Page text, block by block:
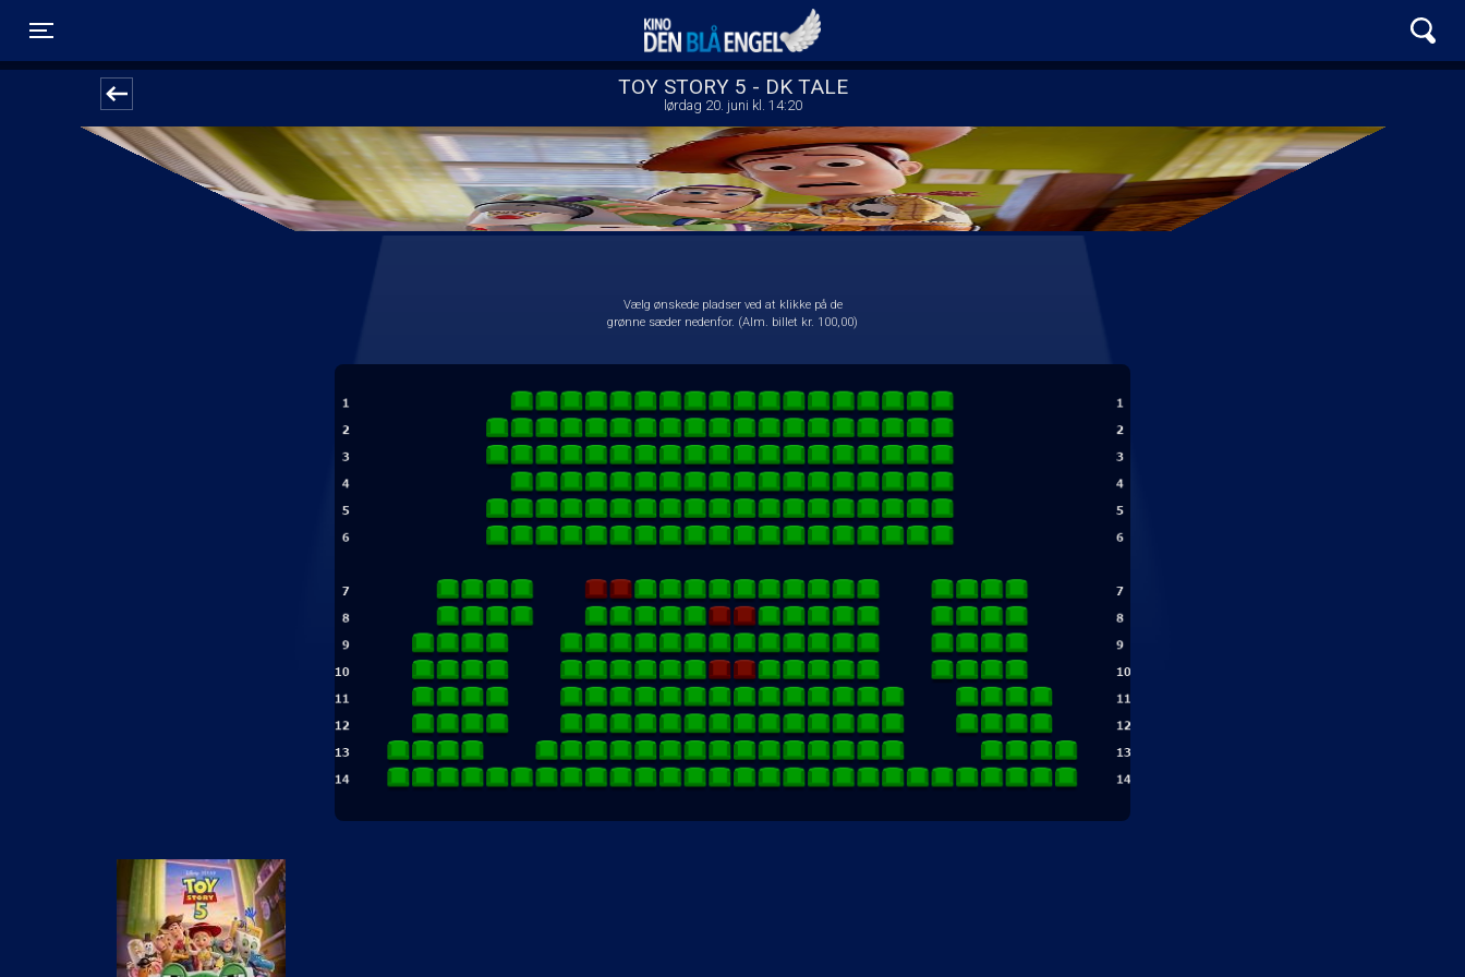
Kino Den Blå Engel
TOY STORY 5 - DK TALE
lørdag 20. juni kl. 14:20
Vælg ønskede pladser ved at klikke på de
grønne sæder nedenfor. (Alm. billet kr. 100,00)
front05-temp 070104